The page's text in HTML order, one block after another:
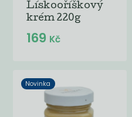
Lískooříškový
krém 220g
169 Kč
Novinka